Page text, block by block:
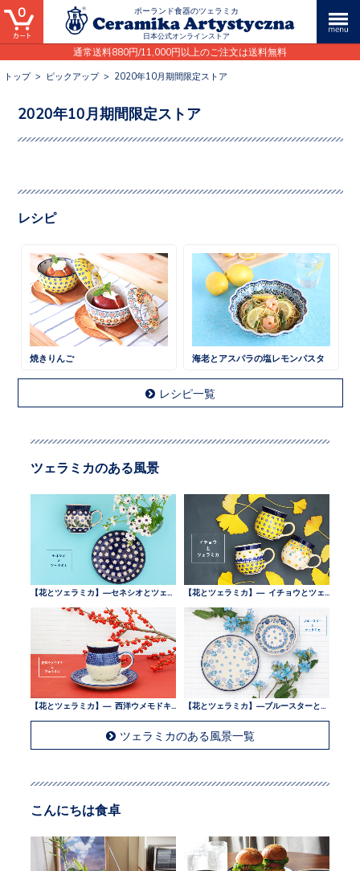
ポーランド食器のツェラミカ
日本公式オンラインストア
通常送料880円/11,000円以上のご注文は送料無料
0
トップ> ピックアップ> 2020年10月期間限定ストア
2020年10月期間限定ストア
レシピ
焼きりんご 海老とアスパラの塩レモンパスタ
レシピ一覧
ツェラミカのある風景
ツェラミカのある風景一覧
こんにちは食卓